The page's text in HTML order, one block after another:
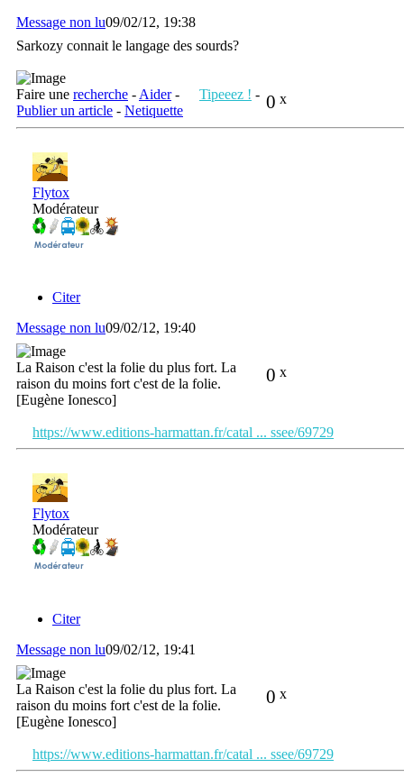
Message non lu09/02/12, 19:38
Sarkozy connait le langage des sourds?
0 x
Faire une recherche - Aider- Tipeeez ! -
Publier un article - Netiquette
Flytox
Modérateur
Citer
Message non lu09/02/12, 19:40
0 x
La Raison c'est la folie du plus fort. La
raison du moins fort c'est de la folie.
[Eugène Ionesco]
https://www.editions-harmattan.fr/catal ... ssee/69729
Flytox
Modérateur
Citer
Message non lu09/02/12, 19:41
0 x
La Raison c'est la folie du plus fort. La
raison du moins fort c'est de la folie.
[Eugène Ionesco]
https://www.editions-harmattan.fr/catal ... ssee/69729